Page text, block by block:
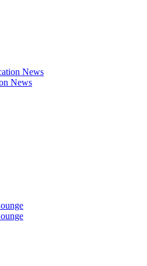
News
News